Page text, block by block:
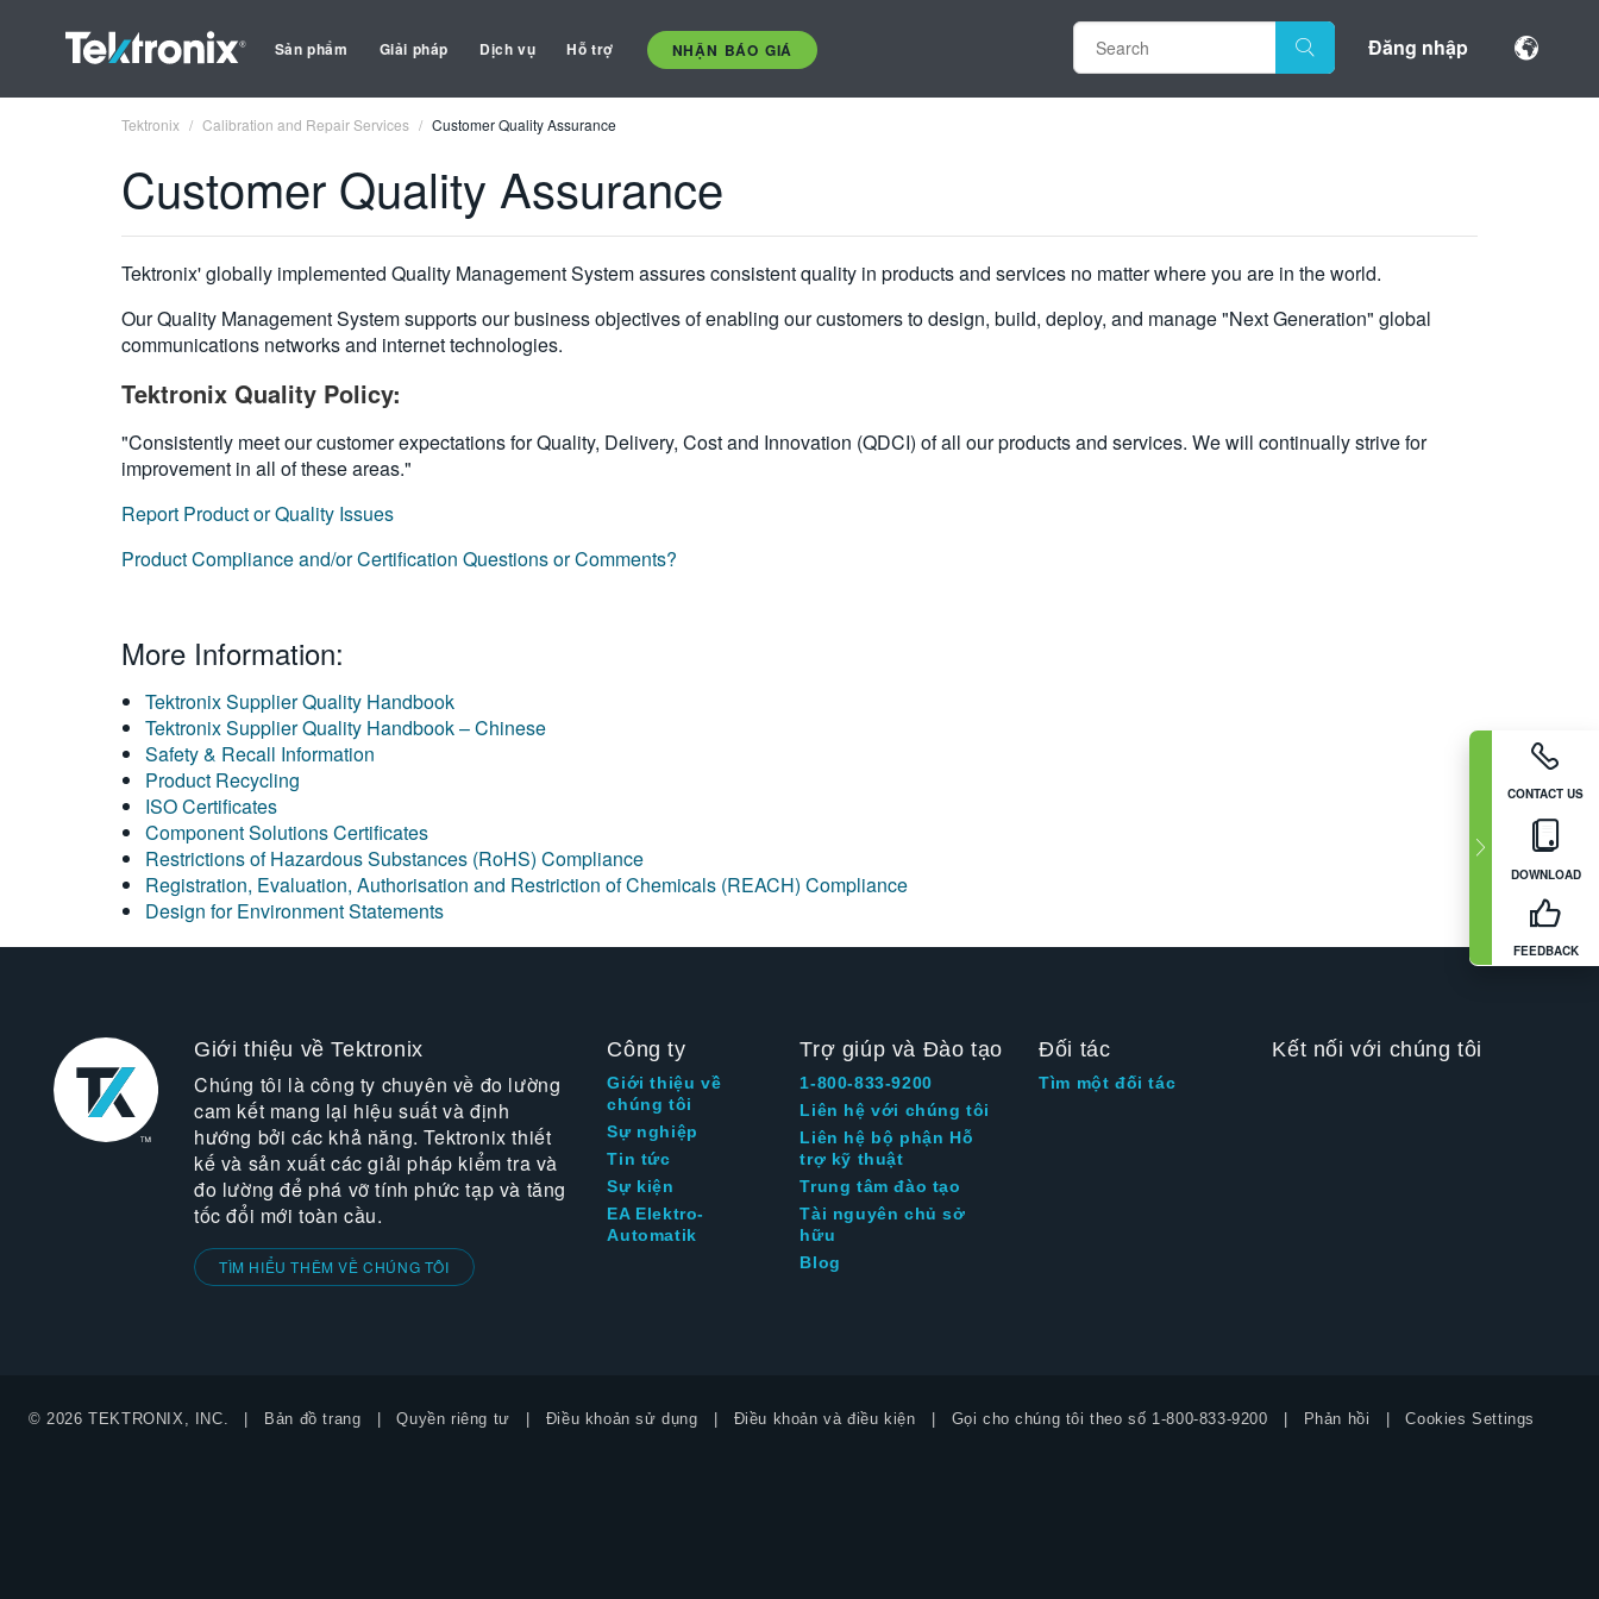
Sản phẩm Giải pháp Dịch vụ Hỗ trợ NHẬN BÁO GIÁ Đăng nhập
CONTACT US
DOWNLOAD
FEEDBACK
Tektronix Calibration and Repair Services Customer Quality Assurance
Customer Quality Assurance
Tektronix' globally implemented Quality Management System assures consistent quality in products and services no matter where you are in the world.
Our Quality Management System supports our business objectives of enabling our customers to design, build, deploy, and manage "Next Generation" global
communications networks and internet technologies.
Tektronix Quality Policy:
"Consistently meet our customer expectations for Quality, Delivery, Cost and Innovation (QDCI) of all our products and services. We will continually strive for
improvement in all of these areas."
Report Product or Quality Issues
Product Compliance and/or Certification Questions or Comments?
More Information:
Tektronix Supplier Quality Handbook
Tektronix Supplier Quality Handbook – Chinese
Safety & Recall Information
Product Recycling
ISO Certificates
Component Solutions Certificates
Restrictions of Hazardous Substances (RoHS) Compliance
Registration, Evaluation, Authorisation and Restriction of Chemicals (REACH) Compliance
Design for Environment Statements
Giới thiệu về Tektronix
Chúng tôi là công ty chuyên về đo lường
cam kết mang lại hiệu suất và định
hướng bởi các khả năng. Tektronix thiết
kế và sản xuất các giải pháp kiểm tra và
đo lường để phá vỡ tính phức tạp và tăng
tốc đổi mới toàn cầu.
TÌM HIỂU THÊM VỀ CHÚNG TÔI
Công ty
Giới thiệu về
chúng tôi
Sự nghiệp
Tin tức
Sự kiện
EA Elektro-
Automatik
Trợ giúp và Đào tạo
1-800-833-9200
Liên hệ với chúng tôi
Liên hệ bộ phận Hỗ
trợ kỹ thuật
Trung tâm đào tạo
Tài nguyên chủ sở
hữu
Blog
Đối tác
Tìm một đối tác
Kết nối với chúng tôi
© 2026 TEKTRONIX, INC. Bản đồ trang Quyền riêng tư Điều khoản sử dụng Điều khoản và điều kiện Gọi cho chúng tôi theo số 1-800-833-9200 Phản hồi Cookies Settings